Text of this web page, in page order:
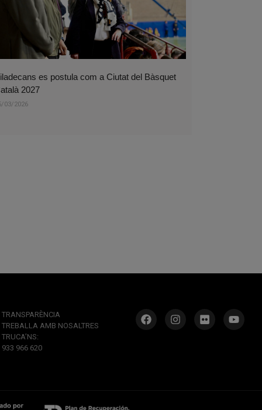
es postula com a Ciutat del Bàsquet
2027
03/2026
TRANSPARÈNCIA
TREBALLA AMB NOSALTRES
TRUCA’NS:
933 966 620